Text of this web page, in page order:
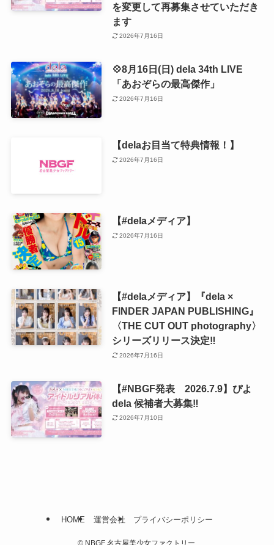
を変更して再募集させていただき
ます
2026年7月16日
💠8月16日(日) dela 34th LIVE
「あおぞらの最高傑作」
2026年7月16日
【delaお目当て特典情報！】
2026年7月16日
【#delaメディア】
2026年7月16日
【#delaメディア】『dela ×
FINDER JAPAN PUBLISHING』
〈THE CUT OUT photography〉
シリーズリリース決定‼️
2026年7月16日
【#NBGF発表 2026.7.9】ぴよ
dela 候補者大募集‼️
2026年7月10日
HOME 運営会社 プライバシーポリシー